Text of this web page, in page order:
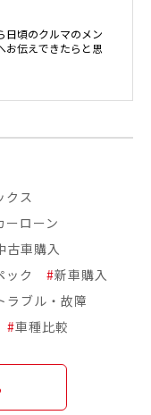
日頃のクルマのメン
お伝えできたらと思
クス
ーローン
古車購入
ック #新車購入
ラブル・故障
#車種比較